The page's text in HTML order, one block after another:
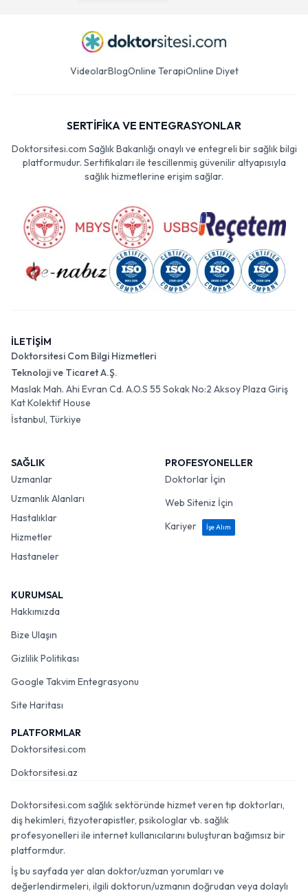
VideolarBlogOnline TerapiOnline Diyet
SERTİFİKA VE ENTEGRASYONLAR
Doktorsitesi.com Sağlık Bakanlığı onaylı ve entegreli bir sağlık bilgi
platformudur. Sertifikaları ile tescillenmiş güvenilir altyapısıyla
sağlık hizmetlerine erişim sağlar.
İLETİŞİM
Doktorsitesi Com Bilgi Hizmetleri
Teknoloji ve Ticaret A.Ş.
Maslak Mah. Ahi Evran Cd. A.O.S 55 Sokak No:2 Aksoy Plaza Giriş
Kat Kolektif House
İstanbul, Türkiye
SAĞLIK
Uzmanlar
Uzmanlık Alanları
Hastalıklar
Hizmetler
Hastaneler
PROFESYONELLER
Doktorlar İçin
Web Siteniz İçin
Kariyer
İşe Alım
KURUMSAL
Hakkımızda
Bize Ulaşın
Gizlilik Politikası
Google Takvim Entegrasyonu
Site Haritası
PLATFORMLAR
Doktorsitesi.com
Doktorsitesi.az
Doktorsitesi.com sağlık sektöründe hizmet veren tıp doktorları,
diş hekimleri, fizyoterapistler, psikologlar vb. sağlık
profesyonelleri ile internet kullanıcılarını buluşturan bağımsız bir
platformdur.
İş bu sayfada yer alan doktor/uzman yorumları ve
değerlendirmeleri, ilgili doktorun/uzmanın doğrudan veya dolaylı